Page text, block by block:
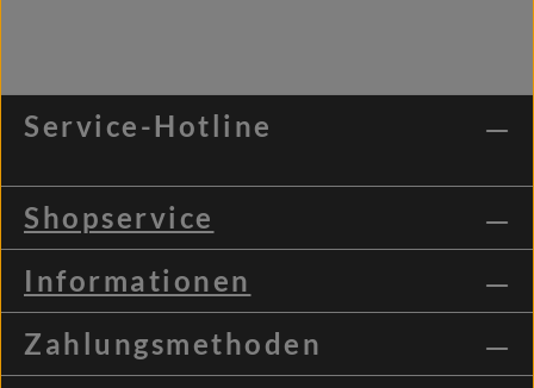
Service-Hotline
Shopservice
Informationen
Zahlungsmethoden